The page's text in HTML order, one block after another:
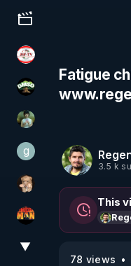
Culture, media & entertainment
JSF - TV
DMSO pour TOUS
Sonmi-877
ggilo59
DataCenter
OHM ÉGA MAN
▼
Fatigue
3.5 k
This
78 views